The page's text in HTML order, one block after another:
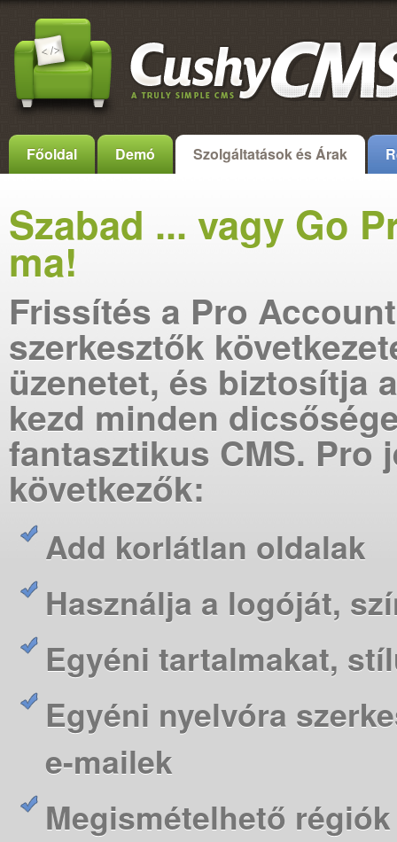
Főoldal Demó Szolgáltatások és Árak
Szabad ... vagy Go
ma!
Frissítés a Pro
szerkesztők
üzenetet, és biztosítja
kezd minden
fantasztikus CMS. Pro
következők:
Add korlátlan oldalak
Használja a logóját,
Egyéni tartalmakat,
Egyéni nyelvóra
e-mailek
Megismételhető